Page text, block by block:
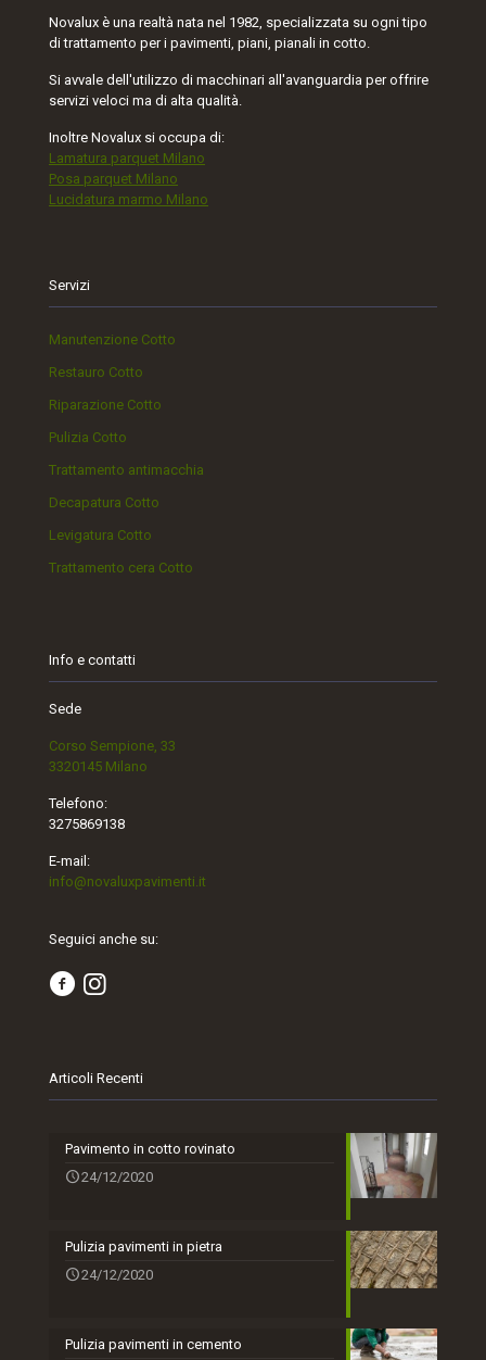
Novalux è una realtà nata nel 1982, specializzata su ogni tipo
di trattamento per i pavimenti, piani, pianali in cotto.
Si avvale dell'utilizzo di macchinari all'avanguardia per offrire
servizi veloci ma di alta qualità.
Inoltre Novalux si occupa di:
Lamatura parquet Milano
Posa parquet Milano
Lucidatura marmo Milano
Servizi
Manutenzione Cotto
Restauro Cotto
Riparazione Cotto
Pulizia Cotto
Trattamento antimacchia
Decapatura Cotto
Levigatura Cotto
Trattamento cera Cotto
Info e contatti
Sede
Corso Sempione, 33
3320145 Milano
Telefono:
3275869138
E-mail:
info@novaluxpavimenti.it
Seguici anche su:
Articoli Recenti
Pavimento in cotto rovinato
24/12/2020
Pulizia pavimenti in pietra
24/12/2020
Pulizia pavimenti in cemento